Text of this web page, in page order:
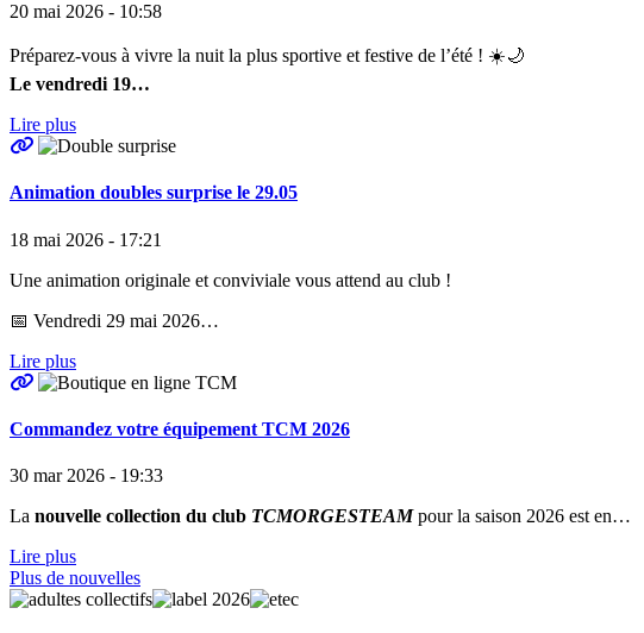
20 mai 2026 - 10:58
Préparez-vous à vivre la nuit la plus sportive et festive de l’été ! ☀️🌙
Le vendredi 19…
Lire plus
Animation doubles surprise le 29.05
18 mai 2026 - 17:21
Une animation originale et conviviale vous attend au club !
📅 Vendredi 29 mai 2026…
Lire plus
Commandez votre équipement TCM 2026
30 mar 2026 - 19:33
La nouvelle collection du club TCMORGESTEAMpour la saison 2026 est en…
Lire plus
Plus de nouvelles